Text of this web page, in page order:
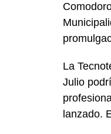
p
La
Julio
lanzado.